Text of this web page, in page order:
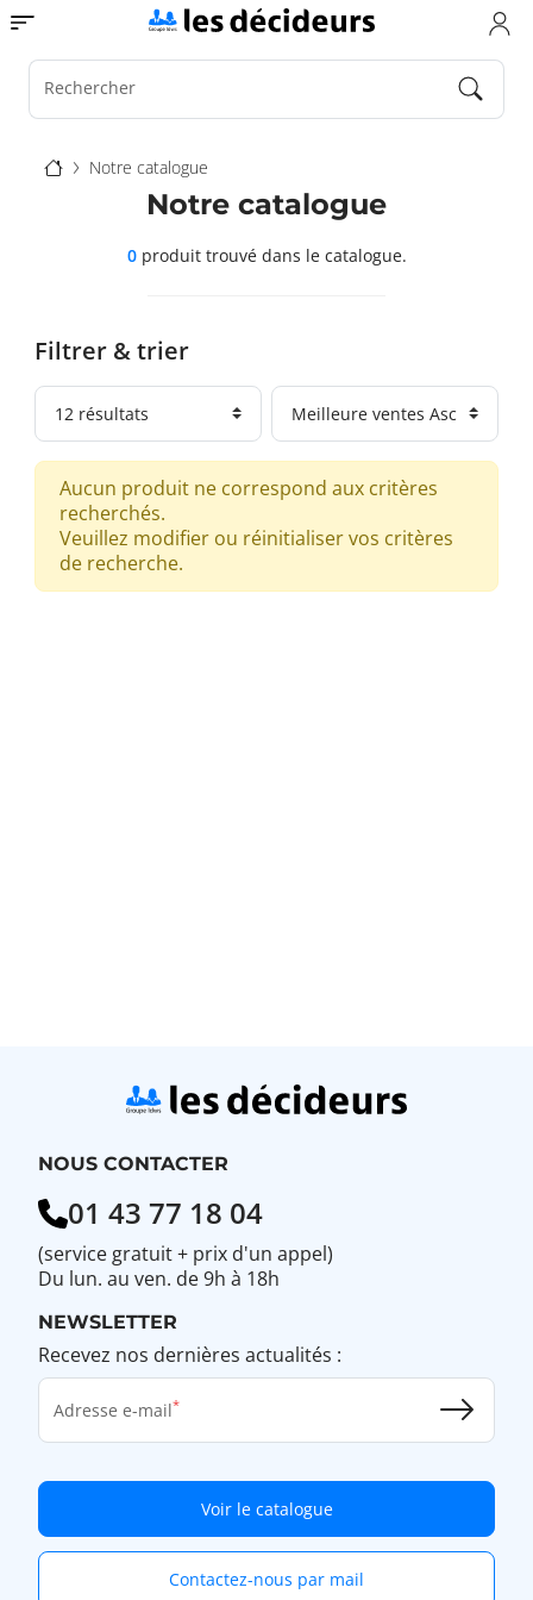
Aller
au
contenu
principal
Toggle navigation
Rechercher
Fil
d'Ariane
Notre catalogue
Filtrer & trier
Notre catalogue
0produit trouvédans le catalogue.
Aucun produit ne correspond aux critères
recherchés.
Veuillez modifier ou réinitialiser vos critères
de recherche.
NOUS CONTACTER
01 43 77 18 04
(service gratuit + prix d'un appel)
Du lun. au ven. de 9h à 18h
NEWSLETTER
Recevez nos dernières actualités :
Adresse e-mail
Voir le catalogue
Contactez-nous par mail